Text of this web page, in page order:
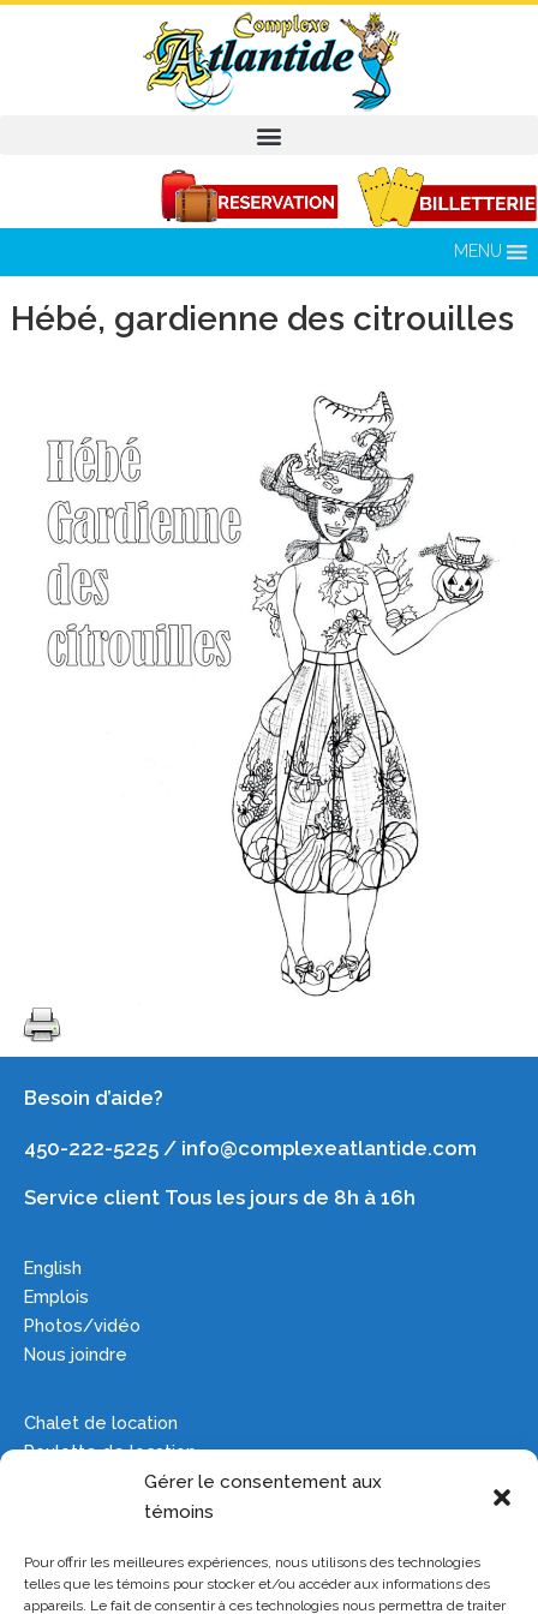
Gérer le consentement aux
témoins
Pour offrir les meilleures expériences, nous utilisons des technologies
telles que les témoins pour stocker et/ou accéder aux informations des
appareils. Le fait de consentir à ces technologies nous permettra de traiter
MENU
Hébé, gardienne des citrouilles
Besoin d’aide?
450-222-5225 / info@complexeatlantide.com
Service client Tous les jours de 8h à 16h
English
Emplois
Photos/vidéo
Nous joindre
Chalet de location
Roulotte de location
Plan du site
Manoir hanté